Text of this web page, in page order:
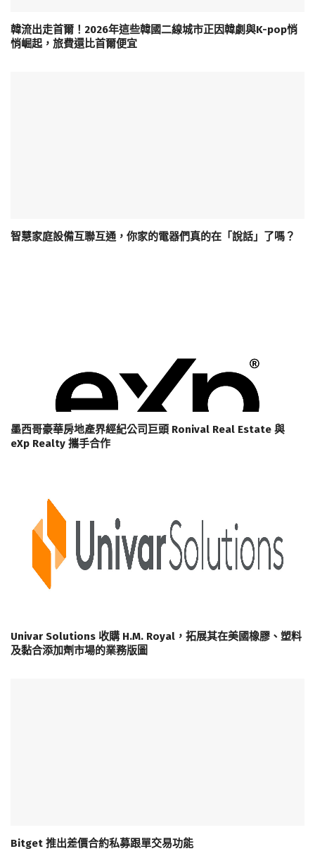
韓流出走首爾！2026年這些韓國二線城市正因韓劇與K-pop悄
悄崛起，旅費還比首爾便宜
智慧家庭設備互聯互通，你家的電器們真的在「說話」了嗎？
墨西哥豪華房地產界經紀公司巨頭 Ronival Real Estate 與
eXp Realty 攜手合作
Univar Solutions 收購 H.M. Royal，拓展其在美國橡膠、塑料
及黏合添加劑市場的業務版圖
Bitget 推出差價合約私募跟單交易功能